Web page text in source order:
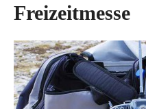
Freizeitmesse